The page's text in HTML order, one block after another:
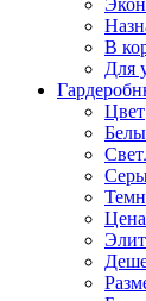
В
Для
Цвет
Цена